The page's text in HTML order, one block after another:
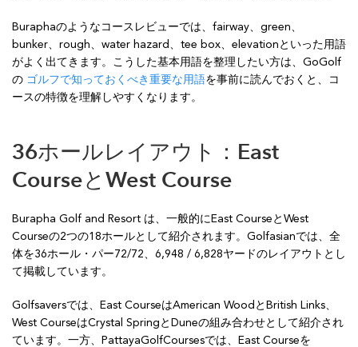
Buraphaのようなコースレビューでは、fairway、green、
bunker、rough、water hazard、tee box、elevationといった用語
がよく出てきます。こうした基本用語を整理したい方は、GoGolf
の ゴルフで知っておくべき重要な用語を事前に読んでおくと、コ
ースの特徴を理解しやすくなります。
36ホールレイアウト：East
CourseとWest Course
Burapha Golf and Resort は、一般的にEast CourseとWest
Courseの2つの18ホールとして紹介されます。Golfasianでは、全
体を36ホール・パー72/72、6,948 / 6,828ヤードのレイアウトとし
て掲載しています。
Golfsaversでは、East CourseはAmerican WoodとBritish Links、
West CourseはCrystal SpringとDuneの組み合わせとして紹介され
ています。一方、PattayaGolfCoursesでは、East Courseを